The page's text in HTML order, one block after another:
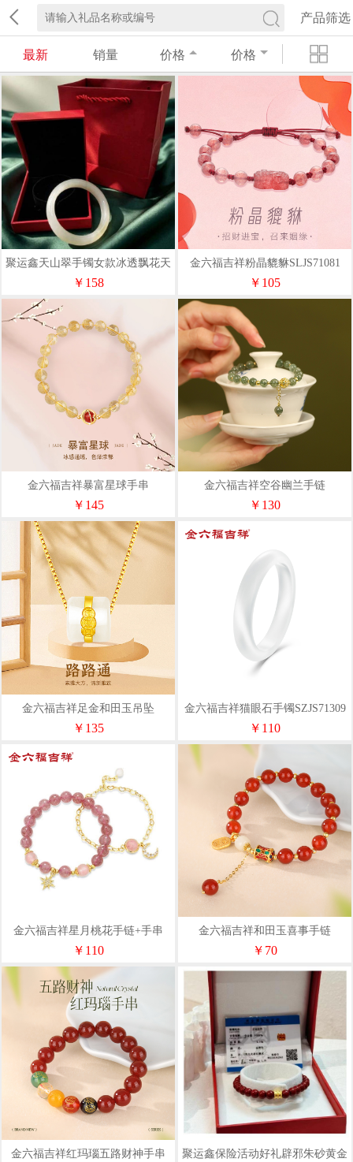
产品筛选
最新 销量 价格 价格
聚运鑫天山翠手镯女款冰透飘花天
然玉镯营销礼品
￥158
金六福吉祥粉晶貔貅SLJS71081
￥105
金六福吉祥暴富星球手串
SLJS71036
￥145
金六福吉祥空谷幽兰手链
SLJS21156
￥130
金六福吉祥足金和田玉吊坠
TLYS20052
￥135
金六福吉祥猫眼石手镯SZJS71309
￥110
金六福吉祥星月桃花手链+手串
SLJS21153
￥110
金六福吉祥和田玉喜事手链
SLYS71014
￥70
金六福吉祥红玛瑙五路财神手串
聚运鑫保险活动好礼辟邪朱砂黄金